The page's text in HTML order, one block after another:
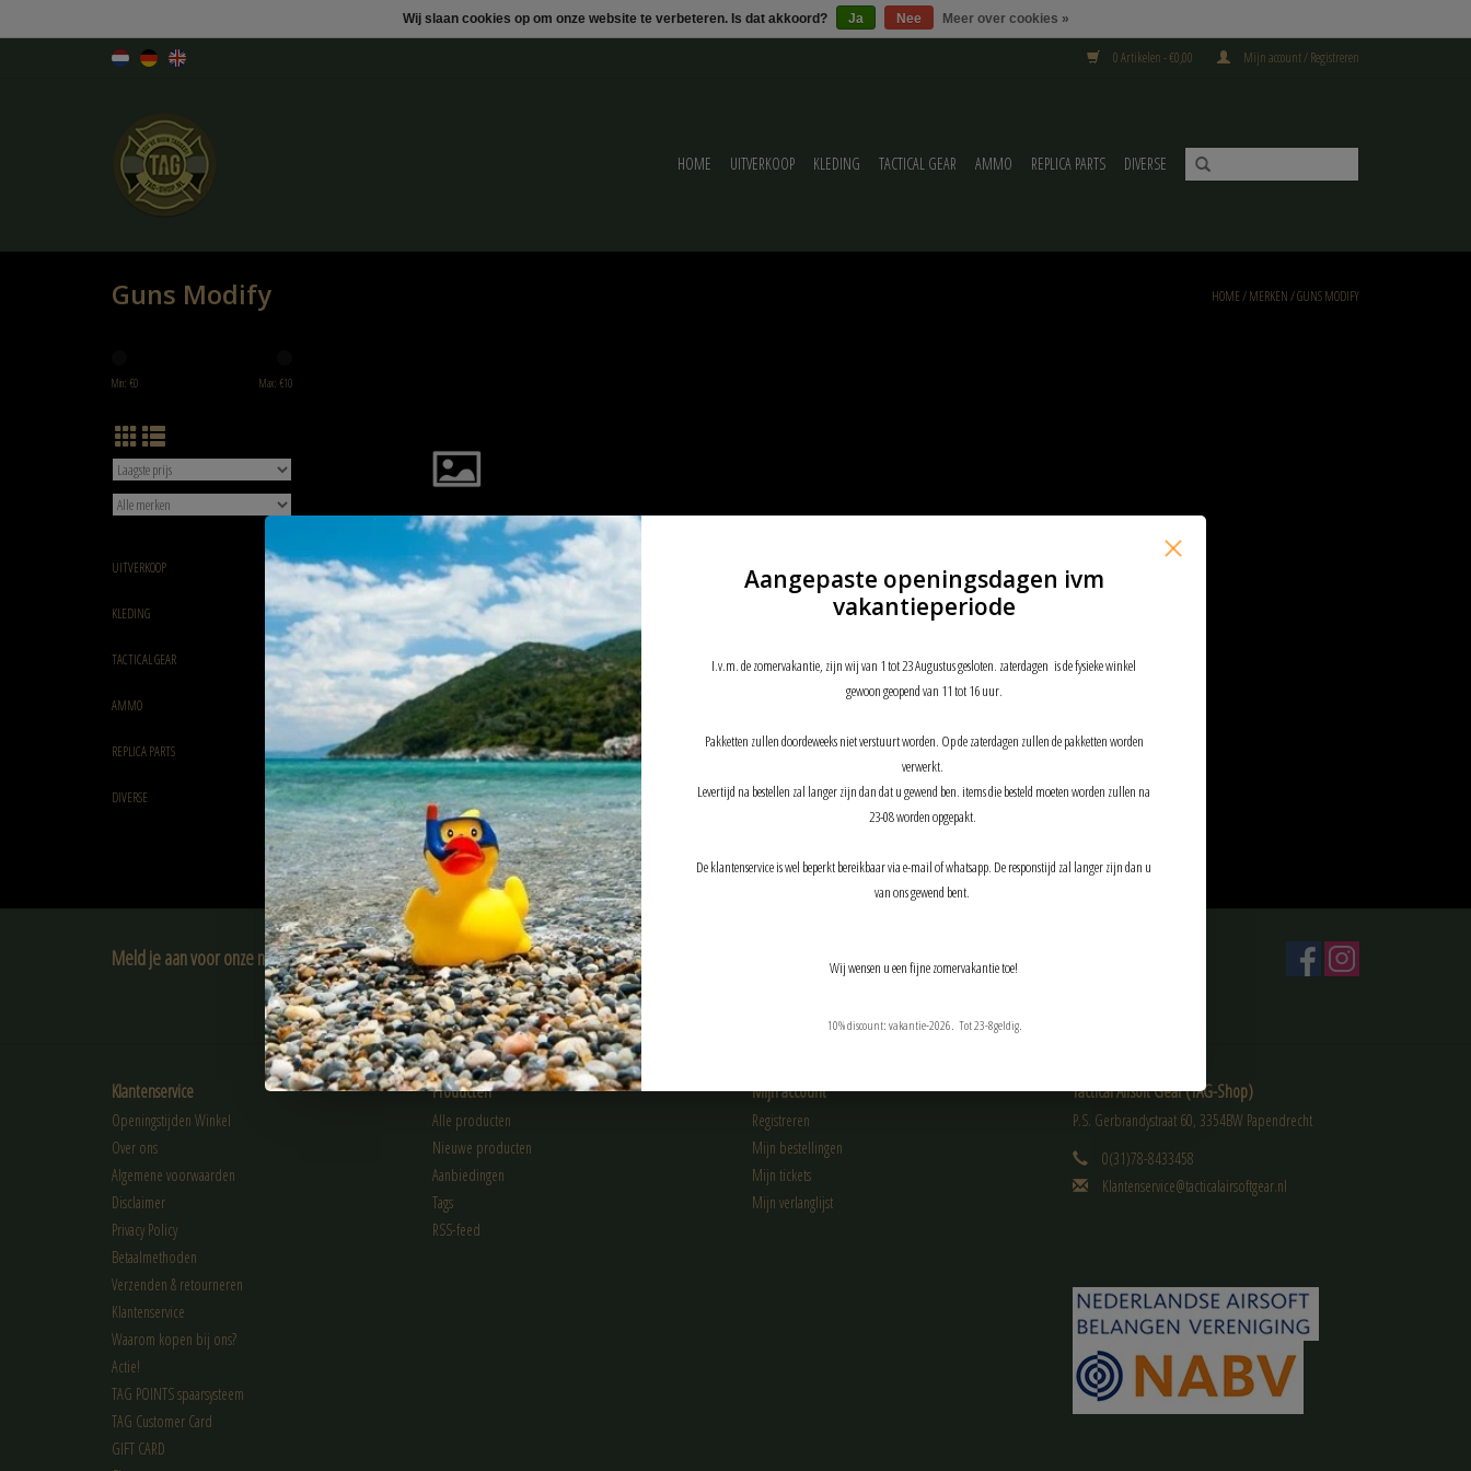
0 Artikelen - €0,00 Mijn account / Registreren
HOME UITVERKOOP KLEDING TACTICAL GEAR AMMO REPLICA PARTS DIVERSE
Guns Modify HOME/MERKEN/GUNS MODIFY
Min: €0 Max: €10
UITVERKOOP
KLEDING
TACTICAL GEAR
AMMO
REPLICA PARTS
DIVERSE
Guns Modify GM CNC GBBU Rear
Plate with logo
€7,50
Meld je aan voor onze nieuwsbrief:
ABONNEER
Klantenservice
Openingstijden Winkel
Over ons
Algemene voorwaarden
Disclaimer
Privacy Policy
Betaalmethoden
Verzenden & retourneren
Klantenservice
Waarom kopen bij ons?
Actie!
TAG POINTS spaarsysteem
TAG Customer Card
GIFT CARD
Producten
Alle producten
Nieuwe producten
Aanbiedingen
Tags
RSS-feed
Mijn account
Registreren
Mijn bestellingen
Mijn tickets
Mijn verlanglijst
Tactical Airsoft Gear (TAG-Shop)
P.S. Gerbrandystraat 60, 3354BW Papendrecht
0(31)78-8433458
Klantenservice@tacticalairsoftgear.nl
Wij slaan cookies op om onze website te verbeteren. Is dat akkoord? Ja Nee Meer over cookies »
Aangepaste openingsdagen ivm
vakantieperiode
I.v.m. de zomervakantie, zijn wij van 1 tot 23 Augustus gesloten. zaterdagen is de fysieke winkel
gewoon geopend van 11 tot 16 uur.
Pakketten zullen doordeweeks niet verstuurt worden. Op de zaterdagen zullen de pakketten worden
verwerkt.
Levertijd na bestellen zal langer zijn dan dat u gewend ben. items die besteld moeten worden zullen na
23-08 worden opgepakt.
De klantenservice is wel beperkt bereikbaar via e-mail of whatsapp. De responstijd zal langer zijn dan u
van ons gewend bent.
Wij wensen u een fijne zomervakantie toe!
10% discount: vakantie-2026. Tot 23-8geldig.